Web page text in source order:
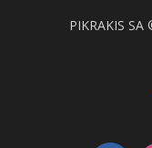
PIKRAKIS